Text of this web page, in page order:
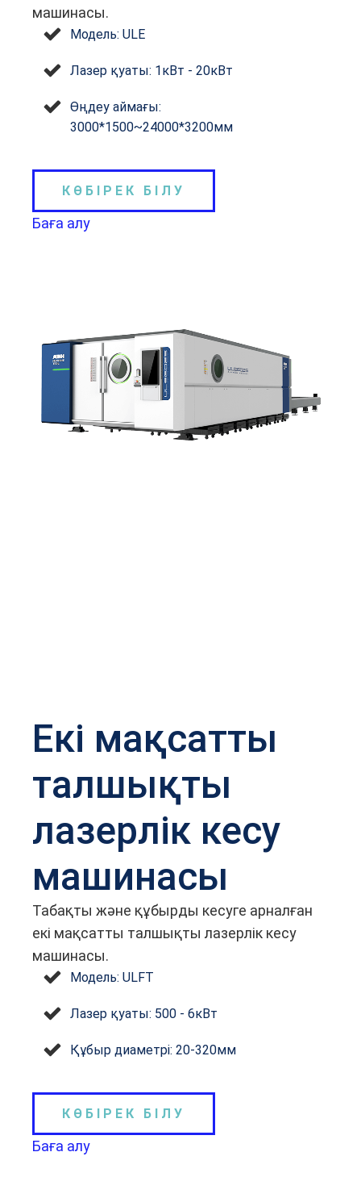
машинасы.
Модель: ULE
Лазер қуаты: 1кВт - 20кВт
Өңдеу аймағы:
3000*1500~24000*3200мм
КӨБІРЕК БІЛУ
Баға алу
Екі мақсатты
талшықты
лазерлік кесу
машинасы
Табақты және құбырды кесуге арналған
екі мақсатты талшықты лазерлік кесу
машинасы.
Модель: ULFT
Лазер қуаты: 500 - 6кВт
Құбыр диаметрі: 20-320мм
КӨБІРЕК БІЛУ
Баға алу